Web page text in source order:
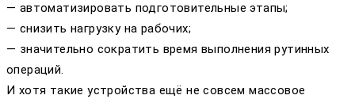
— автоматизировать подготовительные этапы;
— снизить нагрузку на рабочих;
— значительно сократить время выполнения рутинных
операций.
И хотя такие устройства ещё не совсем массовое